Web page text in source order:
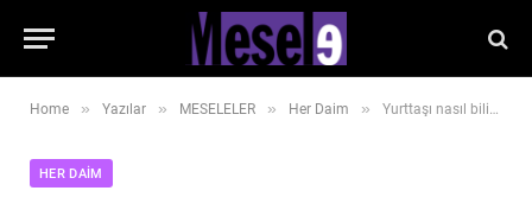
Home » Yazılar » MESELELER » Her Daim » Yurttaşı nasıl bilirsiniz?
HER DAIM